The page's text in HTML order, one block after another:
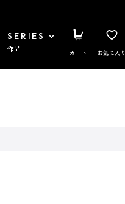
SERIES
作品 カート お気に入り